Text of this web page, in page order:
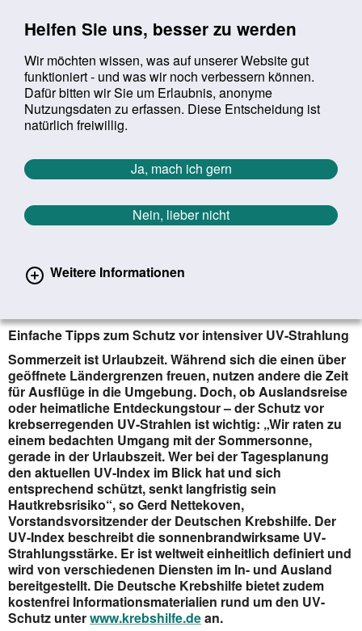
Helfen Sie uns, besser zu werden
Wir möchten wissen, was auf unserer Website gut
funktioniert - und was wir noch verbessern können.
Dafür bitten wir Sie um Erlaubnis, anonyme
Nutzungsdaten zu erfassen. Diese Entscheidung ist
natürlich freiwillig.
Ja, mach ich gern
Nein, lieber nicht
Weitere Informationen
Suchbegriff:
Sie befinden sich hier:
Startseite Aktuelles Aktuelle Meldungen
Aktuelle Meldungen
Zurück zur Übersicht erster
vorheriger
1249/1627
Urlaubssonne geniessen – Hautkrebs
Einfache Tipps zum Schutz vor intensiver UV-Strahlung
Sommerzeit ist Urlaubzeit. Während sich die einen über
geöffnete Ländergrenzen freuen, nutzen andere die Zeit
für Ausflüge in die Umgebung. Doch, ob Auslandsreise
oder heimatliche Entdeckungstour – der Schutz vor
krebserregenden UV-Strahlen ist wichtig: „Wir raten zu
einem bedachten Umgang mit der Sommersonne,
gerade in der Urlaubszeit. Wer bei der Tagesplanung
den aktuellen UV-Index im Blick hat und sich
entsprechend schützt, senkt langfristig sein
Hautkrebsrisiko“, so Gerd Nettekoven,
Vorstandsvorsitzender der Deutschen Krebshilfe. Der
UV-Index beschreibt die sonnenbrandwirksame UV-
Strahlungsstärke. Er ist weltweit einheitlich definiert und
wird von verschiedenen Diensten im In- und Ausland
bereitgestellt. Die Deutsche Krebshilfe bietet zudem
kostenfrei Informationsmaterialien rund um den UV-
Schutz unterwww.krebshilfe.dean.